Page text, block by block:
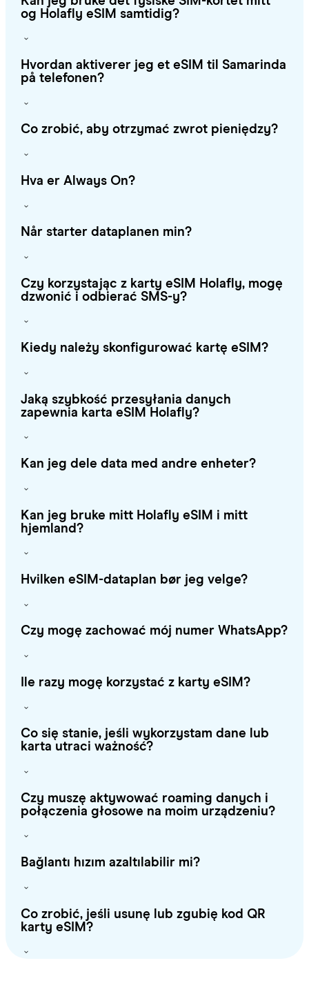
og Holafly eSIM samtidig?
Hvordan aktiverer jeg et eSIM til Samarinda
på telefonen?
Co zrobić, aby otrzymać zwrot pieniędzy?
Hva er Always On?
Når starter dataplanen min?
Czy korzystając z karty eSIM Holafly, mogę
dzwonić i odbierać SMS-y?
Kiedy należy skonfigurować kartę eSIM?
Jaką szybkość przesyłania danych
zapewnia karta eSIM Holafly?
Kan jeg dele data med andre enheter?
Kan jeg bruke mitt Holafly eSIM i mitt
hjemland?
Hvilken eSIM-dataplan bør jeg velge?
Czy mogę zachować mój numer WhatsApp?
Ile razy mogę korzystać z karty eSIM?
Co się stanie, jeśli wykorzystam dane lub
karta utraci ważność?
Czy muszę aktywować roaming danych i
połączenia głosowe na moim urządzeniu?
Bağlantı hızım azaltılabilir mi?
Co zrobić, jeśli usunę lub zgubię kod QR
karty eSIM?